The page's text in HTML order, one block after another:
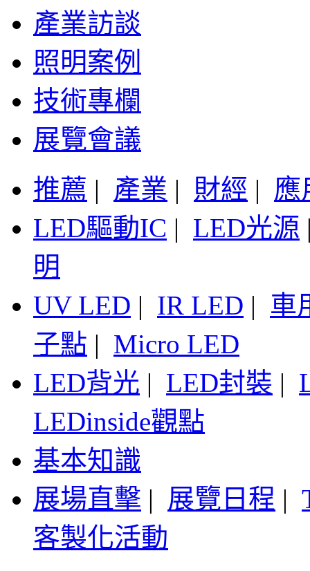
產業訪談
照明案例
技術專欄
展覽會議
推薦 | 產業 | 財經 | 應
LED驅動IC | LED光源
明
UV LED | IR LED | 車
子點 | Micro LED
LED背光 | LED封裝 |
LEDinside觀點
基本知識
展場直擊 | 展覽日程 |
客製化活動